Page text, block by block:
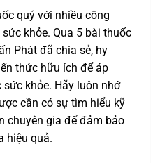
quý với nhiều công
khỏe. Qua 5 bài thuốc
Phát đã chia sẻ, hy
thức hữu ích để áp
khỏe. Hãy luôn nhớ
cần có sự tìm hiểu kỹ
chuyên gia để đảm bảo
hiệu quả.